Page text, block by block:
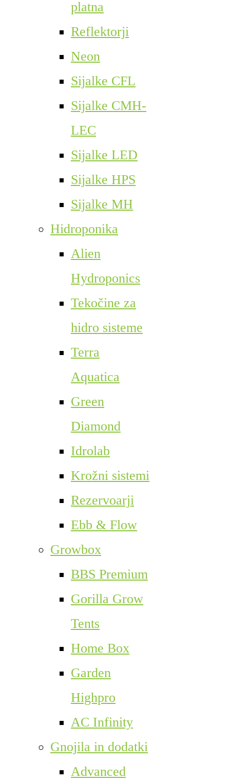
platna
Reflektorji
Neon
Sijalke CFL
Sijalke CMH-
LEC
Sijalke LED
Sijalke HPS
Sijalke MH
Hidroponika
Alien
Hydroponics
Tekočine za
hidro sisteme
Terra
Aquatica
Green
Diamond
Idrolab
Krožni sistemi
Rezervoarji
Ebb & Flow
Growbox
BBS Premium
Gorilla Grow
Tents
Home Box
Garden
Highpro
AC Infinity
Gnojila in dodatki
Advanced